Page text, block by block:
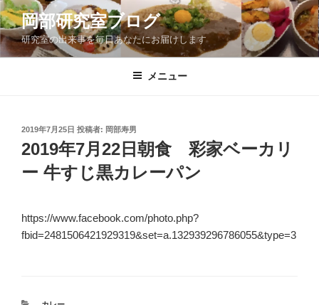
コ
ン
テ
ン
岡部研究室ブログ
研究室の出来事を毎日あなたにお届けします
メニュー
投
稿
日:
2019年7月25日 投稿者: 岡部寿男
2019年7月22日朝食 彩家ベーカリ
ー 牛すじ黒カレーパン
https://www.facebook.com/photo.php?
fbid=2481506421929319&set=a.132939296786055&type=3